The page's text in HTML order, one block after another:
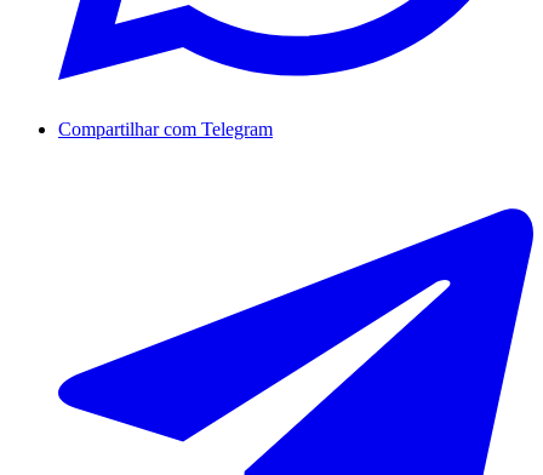
Compartilhar com Telegram